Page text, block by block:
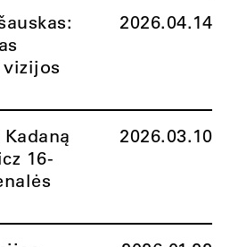
2026.04.14
16-
2026.03.10